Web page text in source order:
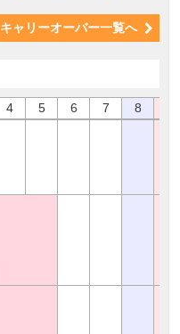
キャリーオーバー一覧へ
4 5 6 7 8